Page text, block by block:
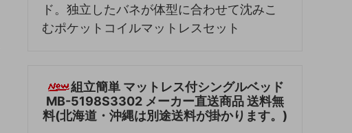
ド。独立したバネが体型に合わせて沈みこ
むポケットコイルマットレスセット
組立簡単 マットレス付シングルベッド
MB-5198S3302 メーカー直送商品 送料無
料(北海道・沖縄は別途送料が掛かります。)